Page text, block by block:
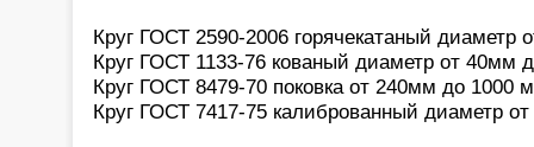
Круг ГОСТ 2590-2006 горячекатаный
Круг ГОСТ 1133-76 кованый диаметр от 40мм
Круг ГОСТ 8479-70 поковка от 240мм до 1000
Круг ГОСТ 7417-75 калиброванный диаметр